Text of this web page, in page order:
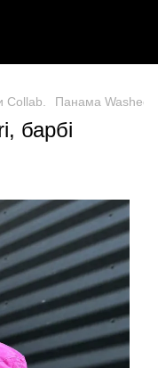
Collab. Панама Washed
барбі